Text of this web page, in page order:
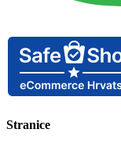
Stranice